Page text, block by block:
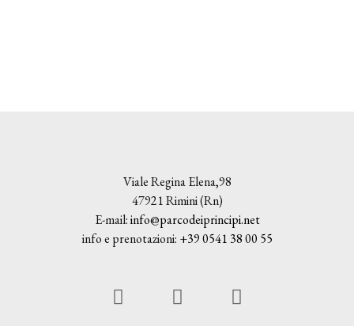
Viale Regina Elena,98
47921 Rimini (Rn)
E-mail:info@parcodeiprincipi.net
info e prenotazioni: +39 0541 38 00 55